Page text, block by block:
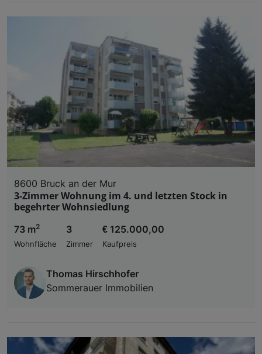
8600 Bruck an der Mur
3-Zimmer Wohnung im 4. und letzten Stock in
begehrter Wohnsiedlung
73 m2
Wohnfläche
3
Zimmer
€ 125.000,00
Kaufpreis
Thomas Hirschhofer
Sommerauer Immobilien